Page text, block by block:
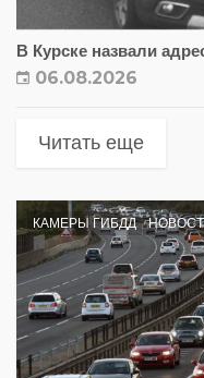
В Курске назвали
06.08.2026
Читать еще
КАМЕРЫ ГИБДД